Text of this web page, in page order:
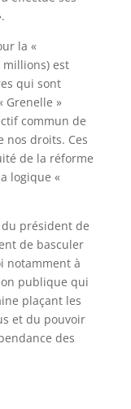
la «
millions) est
qui sont
Grenelle »
commun de
nos droits. Ces
de la réforme
logique «
du président de
de basculer
notamment à
publique qui
plaçant les
et du pouvoir
des